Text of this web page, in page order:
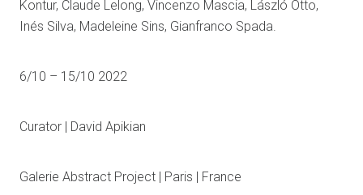
Kontur, Claude Lelong, Vincenzo Mascia, László Otto,
Inés Silva, Madeleine Sins, Gianfranco Spada.
6/10 – 15/10 2022
Curator | David Apikian
Galerie Abstract Project | Paris | France